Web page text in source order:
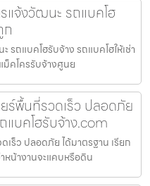
แจ้งวัฒนะ รถแบคโฮ
ก
ถแบคโฮรับจ้าง รถแบคโฮให้เช่า
ม็คโครรับจ้างศูนย
ร์พื้นที่รวดเร็ว ปลอดภัย
แบคโฮรับจ้าง.com
ร็ว ปลอดภัย ได้มาตรฐาน เรียก
หน้างานจะแคบหรือดิน